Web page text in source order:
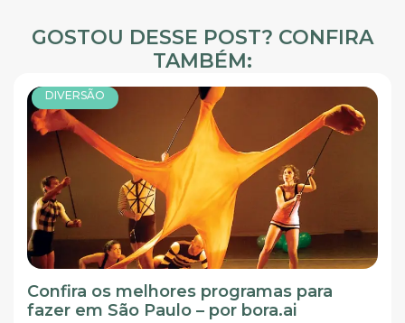
GOSTOU DESSE POST? CONFIRA
TAMBÉM:
DIVERSÃO
Confira os melhores programas para
fazer em São Paulo – por bora.ai